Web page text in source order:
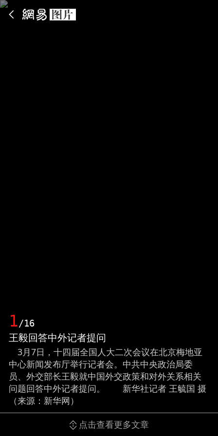
1/16
王毅回答中外记者提问
3月7日，十四届全国人大二次会议在北京梅地亚
中心新闻发布厅举行记者会。中共中央政治局委
员、外交部长王毅就中国外交政策和对外关系相关
问题回答中外记者提问。 新华社记者 王毓国 摄
（来源：新华网）
点击查看更多文章
App内打开